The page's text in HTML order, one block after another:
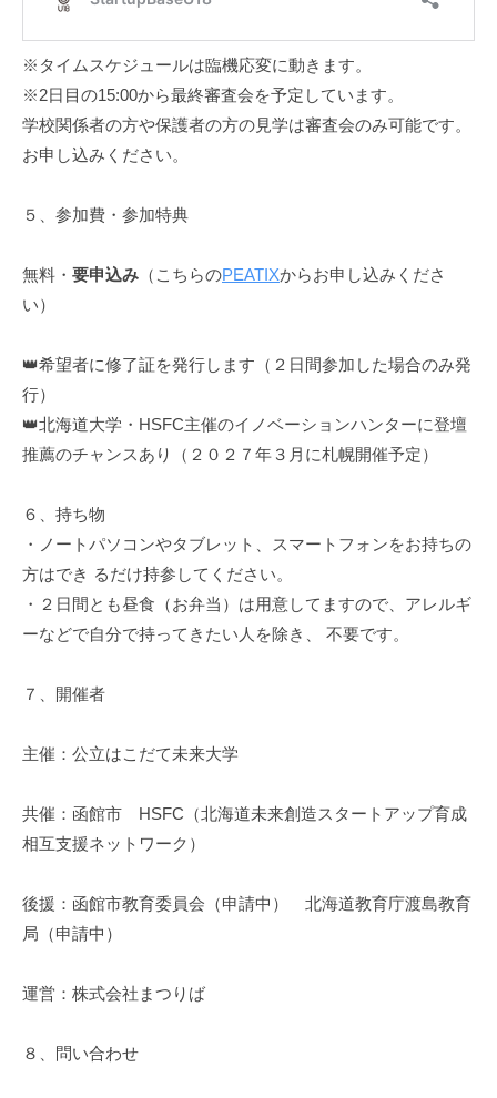
※タイムスケジュールは臨機応変に動きます。
※2日目の15:00から最終審査会を予定しています。
学校関係者の方や保護者の方の見学は審査会のみ可能です。
お申し込みください。
５、参加費・参加特典
無料・ 要申込み （こちらのPEATIXからお申し込みくださ
い）
👑希望者に修了証を発行します（２日間参加した場合のみ発
行）
👑北海道大学・HSFC主催のイノベーションハンターに登壇
推薦のチャンスあり（２０２７年３月に札幌開催予定）
６、持ち物
・ノートパソコンやタブレット、スマートフォンをお持ちの
方はでき るだけ持参してください。
・２日間とも昼食（お弁当）は用意してますので、アレルギ
ーなどで自分で持ってきたい人を除き、 不要です。
７、開催者
主催：公立はこだて未来大学
共催：函館市 HSFC（北海道未来創造スタートアップ育成
相互支援ネットワーク）
後援：函館市教育委員会（申請中） 北海道教育庁渡島教育
局（申請中）
運営：株式会社まつりば
８、問い合わせ